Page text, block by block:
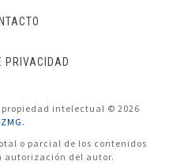
PRIVACIDAD
propiedad intelectual © 2026
o parcial de los contenidos
autorización del autor.